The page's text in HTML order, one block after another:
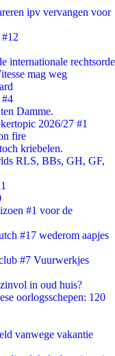
ipv vervangen voor
internationale rechtsorde
mag weg
Damme.
2026/27 #1
fire
kriebelen.
RLS, BBs, GH, GF,
#1 voor de
#17 wederom aapjes
#7 Vuurwerkjes
in oud huis?
oorlogsschepen: 120
vanwege vakantie